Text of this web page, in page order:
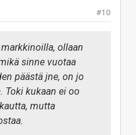
#10
ollaan
sinne vuotaa
päästä jne, on jo
Toki kukaan ei oo
mutta